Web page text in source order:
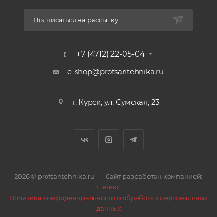
разжатом состоянии диски легко промываются
портативных фильтров относительно небольшой
производительности, изготовленных из
технического термопластика. Для промывки
фильтра. Фильтры могут комплектоваться
Материал корпуса: технический пластик
Максимальная рабочая температура: 60°С
Максимальное рабочее давление: до 8 атм
Тонкость очистки: 130 мкм
Подписаться на рассылку
+7 (4712) 22-05-04
e-shop@profsantehnika.ru
г. Курск, ул. Сумская, 23
2026 © profsantehnika.ru
Сайт разработан компанией:
Нетекс
Политика конфиденциальности и обработки персональных
данных